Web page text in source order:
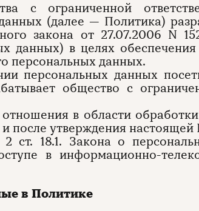
с ограниченной
(далее — Политика)
закона от 27.07.2006 N
данных) в целях
персональных данных.
персональных данных
общество с
в области
после утверждения настоящей
ст. 18.1. Закона о
в информационно-
в Политике